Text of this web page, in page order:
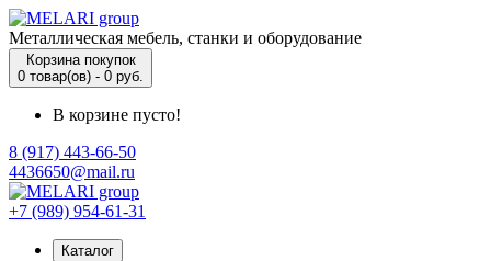
Металлическая мебель, станки и оборудование
Корзина покупок
0 товар(ов) - 0 руб.
В корзине пусто!
8 (917) 443-66-50
4436650@mail.ru
+7 (989) 954-61-31
Каталог